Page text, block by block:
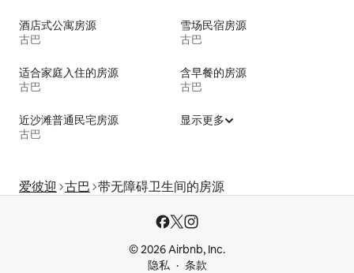
酒店式公寓房源
古巴
雪场民宿房源
古巴
适合家庭入住的房源
古巴
含早餐的房源
古巴
近沙滩普通民宅房源
古巴
显示更多
爱彼迎 古巴 带无障碍卫生间的房源
© 2026 Airbnb, Inc.
隐私
条款